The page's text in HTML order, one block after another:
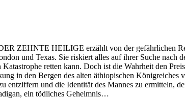
ZEHNTE HEILIGE erzählt von der gefährlichen
und Texas. Sie riskiert alles auf ihrer Suche nach
retten kann. Doch ist die Wahrheit den
in den Bergen des alten äthiopischen Königreiches
und die Identität des Mannes zu ermitteln,
ein tödliches Geheimnis…